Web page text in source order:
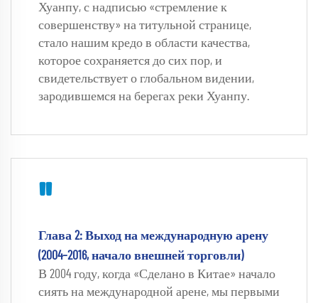
Хуанпу, с надписью «стремление к
совершенству» на титульной странице,
стало нашим кредо в области качества,
которое сохраняется до сих пор, и
свидетельствует о глобальном видении,
зародившемся на берегах реки Хуанпу.
"
Глава 2: Выход на международную арену
(2004–2016, начало внешней торговли)
В 2004 году, когда «Сделано в Китае» начало
сиять на международной арене, мы первыми